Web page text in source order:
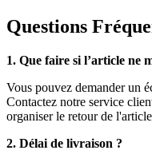
Questions
1. Que faire si l’article ne
Vous pouvez demander un
Contactez notre service
organiser le retour de
2. Délai de livraison ?